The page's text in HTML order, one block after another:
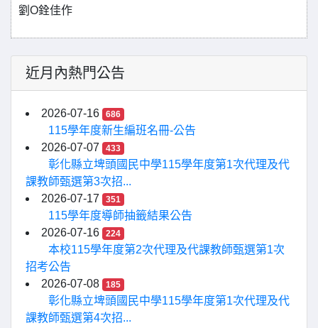
劉O銓佳作
近月內熱門公告
2026-07-16 686
115學年度新生編班名冊-公告
2026-07-07
433
彰化縣立埤頭國民中學115學年度第1次代理及代
課教師甄選第3次招...
2026-07-17
351
115學年度導師抽籤結果公告
2026-07-16
224
本校115學年度第2次代理及代課教師甄選第1次
招考公告
2026-07-08
185
彰化縣立埤頭國民中學115學年度第1次代理及代
課教師甄選第4次招...